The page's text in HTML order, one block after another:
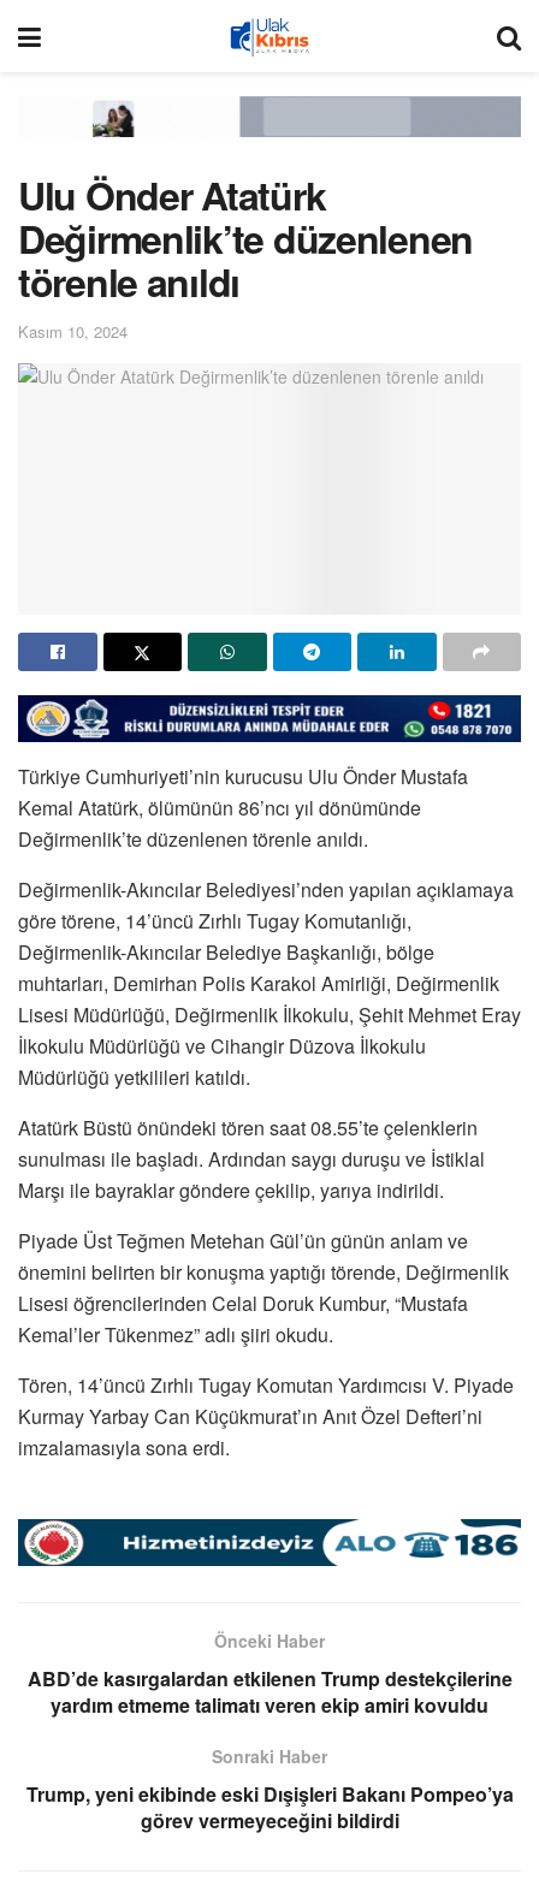
Ulu Önder Atatürk
Değirmenlik’te düzenlenen
törenle anıldı
Kasım 10, 2024
Türkiye Cumhuriyeti’nin kurucusu Ulu Önder Mustafa
Kemal Atatürk, ölümünün 86’ncı yıl dönümünde
Değirmenlik’te düzenlenen törenle anıldı.
Değirmenlik-Akıncılar Belediyesi’nden yapılan açıklamaya
göre törene, 14’üncü Zırhlı Tugay Komutanlığı,
Değirmenlik-Akıncılar Belediye Başkanlığı, bölge
muhtarları, Demirhan Polis Karakol Amirliği, Değirmenlik
Lisesi Müdürlüğü, Değirmenlik İlkokulu, Şehit Mehmet Eray
İlkokulu Müdürlüğü ve Cihangir Düzova İlkokulu
Müdürlüğü yetkilileri katıldı.
Atatürk Büstü önündeki tören saat 08.55’te çelenklerin
sunulması ile başladı. Ardından saygı duruşu ve İstiklal
Marşı ile bayraklar göndere çekilip, yarıya indirildi.
Piyade Üst Teğmen Metehan Gül’ün günün anlam ve
önemini belirten bir konuşma yaptığı törende, Değirmenlik
Lisesi öğrencilerinden Celal Doruk Kumbur, “Mustafa
Kemal’ler Tükenmez” adlı şiiri okudu.
Tören, 14’üncü Zırhlı Tugay Komutan Yardımcısı V. Piyade
Kurmay Yarbay Can Küçükmurat’ın Anıt Özel Defteri’ni
imzalamasıyla sona erdi.
Önceki Haber
ABD’de kasırgalardan etkilenen Trump destekçilerine
yardım etmeme talimatı veren ekip amiri kovuldu
Sonraki Haber
Trump, yeni ekibinde eski Dışişleri Bakanı Pompeo’ya
görev vermeyeceğini bildirdi